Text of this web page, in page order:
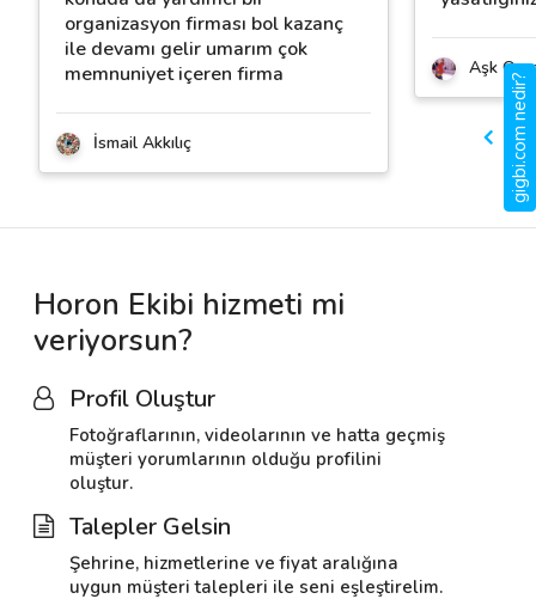
organizasyon firması bol kazanç
ile devamı gelir umarım çok
memnuniyet içeren firma
İsmail Akkılıç
Aşk
Horon Ekibi hizmeti mi
veriyorsun?
Profil Oluştur
Fotoğraflarının, videolarının ve hatta geçmiş
müşteri yorumlarının olduğu profilini
oluştur.
Talepler Gelsin
Şehrine, hizmetlerine ve fiyat aralığına
uygun müşteri talepleri ile seni eşleştirelim.
gigbi.com nedir?